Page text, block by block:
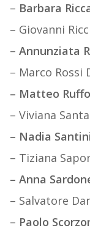
– Barbara
– Giovanni
– Annunziata
– Marco Rossi
– Matteo
– Viviana
– Nadia
– Tiziana
– Anna
– Salvatore
– Paolo